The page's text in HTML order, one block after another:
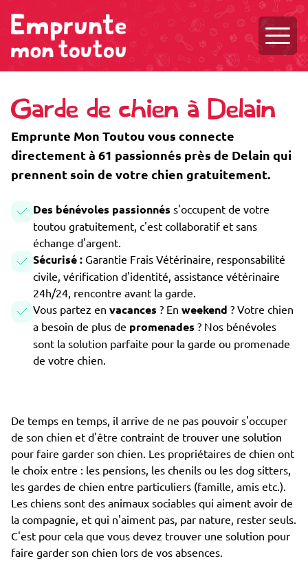
Garde de chien à Delain
Emprunte Mon Toutou vous connecte
directement à 61 passionnés près de Delain qui
prennent soin de votre chien gratuitement.
Des bénévoles passionnés s'occupent de votre
toutou gratuitement, c'est collaboratif et sans
échange d'argent.
Sécurisé : Garantie Frais Vétérinaire, responsabilité
civile, vérification d'identité, assistance vétérinaire
24h/24, rencontre avant la garde.
Vous partez en vacances ? En weekend ? Votre chien
a besoin de plus de promenades ? Nos bénévoles
sont la solution parfaite pour la garde ou promenade
de votre chien.
De temps en temps, il arrive de ne pas pouvoir s'occuper
de son chien et d'être contraint de trouver une solution
pour faire garder son chien. Les propriétaires de chien ont
le choix entre : les pensions, les chenils ou les dog sitters,
les gardes de chien entre particuliers (famille, amis etc.).
Les chiens sont des animaux sociables qui aiment avoir de
la compagnie, et qui n'aiment pas, par nature, rester seuls.
C'est pour cela que vous devez trouver une solution pour
faire garder son chien lors de vos absences.